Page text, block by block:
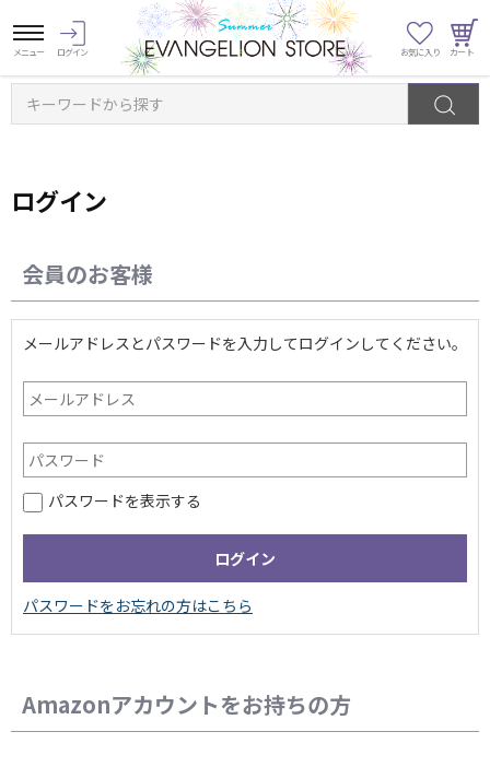
キーワードから探す
ログイン
会員のお客様
メールアドレスとパスワードを入力してログインしてください。
パスワードを表示する
Amazonアカウントをお持ちの方